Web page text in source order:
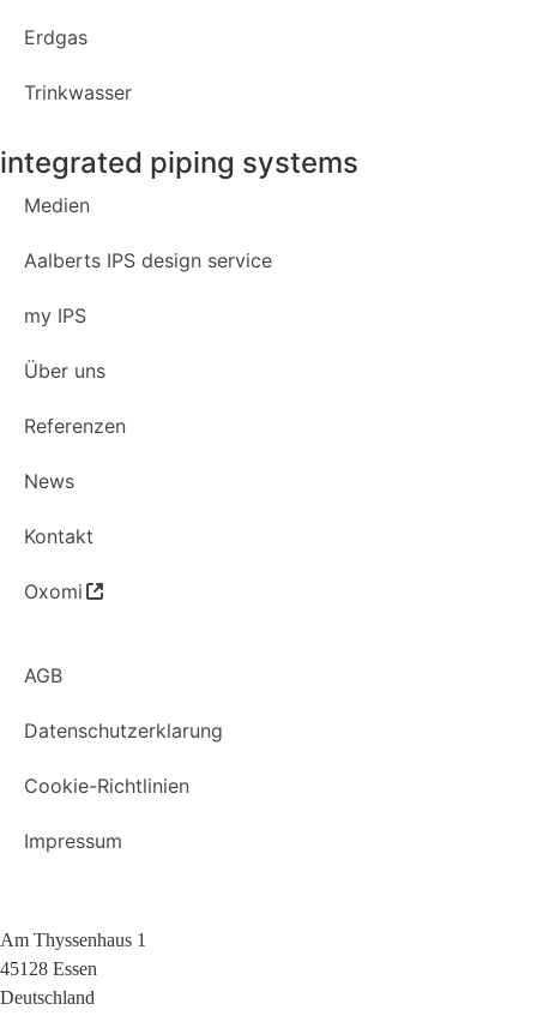
Erdgas
Trinkwasser
integrated piping systems
Medien
Aalberts IPS design service
my IPS
Über uns
Referenzen
News
Kontakt
Oxomi
AGB
Datenschutzerklarung
Cookie-Richtlinien
Impressum
Am Thyssenhaus 1
45128 Essen
Deutschland